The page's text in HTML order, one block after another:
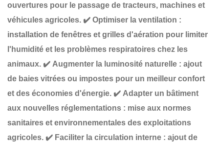
ouvertures pour le passage de tracteurs, machines et
véhicules agricoles. ✔️ Optimiser la ventilation :
installation de fenêtres et grilles d'aération pour limiter
l'humidité et les problèmes respiratoires chez les
animaux. ✔️ Augmenter la luminosité naturelle : ajout
de baies vitrées ou impostes pour un meilleur confort
et des économies d'énergie. ✔️ Adapter un bâtiment
aux nouvelles réglementations : mise aux normes
sanitaires et environnementales des exploitations
agricoles. ✔️ Faciliter la circulation interne : ajout de